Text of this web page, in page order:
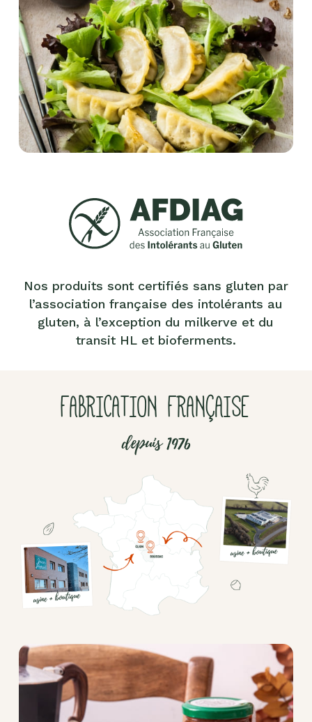
Nos produits sont certifiés sans gluten par
l’association française des intolérants au
gluten, à l’exception du milkerve et du
transit HL et bioferments.
FABRICATION FRANÇAISE
depuis 1976
culinaires
Boisson
poudre
Fruits
secs
Mélanges
apéritifs
Tartinables
apéritifs